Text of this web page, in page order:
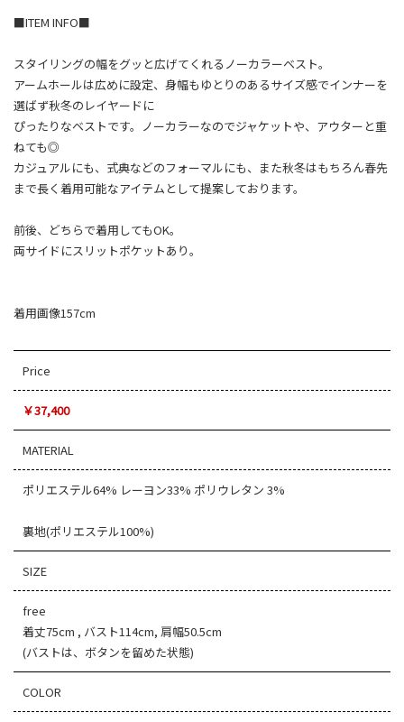
■ITEM INFO■
スタイリングの幅をグッと広げてくれるノーカラーベスト。
アームホールは広めに設定、身幅もゆとりのあるサイズ感でインナーを
選ばず秋冬のレイヤードに
ぴったりなベストです。ノーカラーなのでジャケットや、アウターと重
ねても◎
カジュアルにも、式典などのフォーマルにも、また秋冬はもちろん春先
まで長く着用可能なアイテムとして提案しております。
前後、どちらで着用してもOK。
両サイドにスリットポケットあり。
着用画像157cm
Price
￥37,400
MATERIAL
ポリエステル64% レーヨン33% ポリウレタン 3%
裏地(ポリエステル100%)
SIZE
free
着丈75cm , バスト114cm, 肩幅50.5cm
(バストは、ボタンを留めた状態)
COLOR